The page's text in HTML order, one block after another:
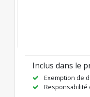
Inclus dans le
Exemption de
Responsabilité